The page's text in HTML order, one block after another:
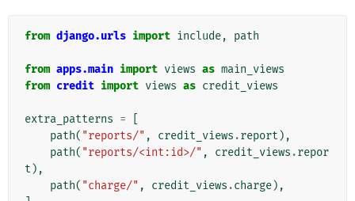
from django.urls import include, path
from apps.main import views as main_views
from credit import views as credit_views
extra_patterns =
path( "reports/" , credit_views .report ),
path( "reports/<int:id>/" , credit_views .repor
t ),
path( "charge/" , credit_views .charge),